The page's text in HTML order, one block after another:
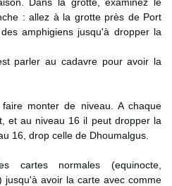
: allez à la grotte près de Port
amphigiens jusqu'à dropper la
parler au cadavre pour avoir la
monter de niveau. A chaque
et au niveau 16 il peut dropper la
16, drop celle de Dhoumalgus.
normales (equinocte,
jusqu'à avoir la carte avec comme